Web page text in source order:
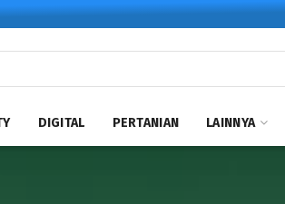
DIGITAL PERTANIAN LAINNYA